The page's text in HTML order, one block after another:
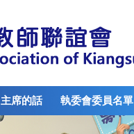
主席的話 執委會委員名單